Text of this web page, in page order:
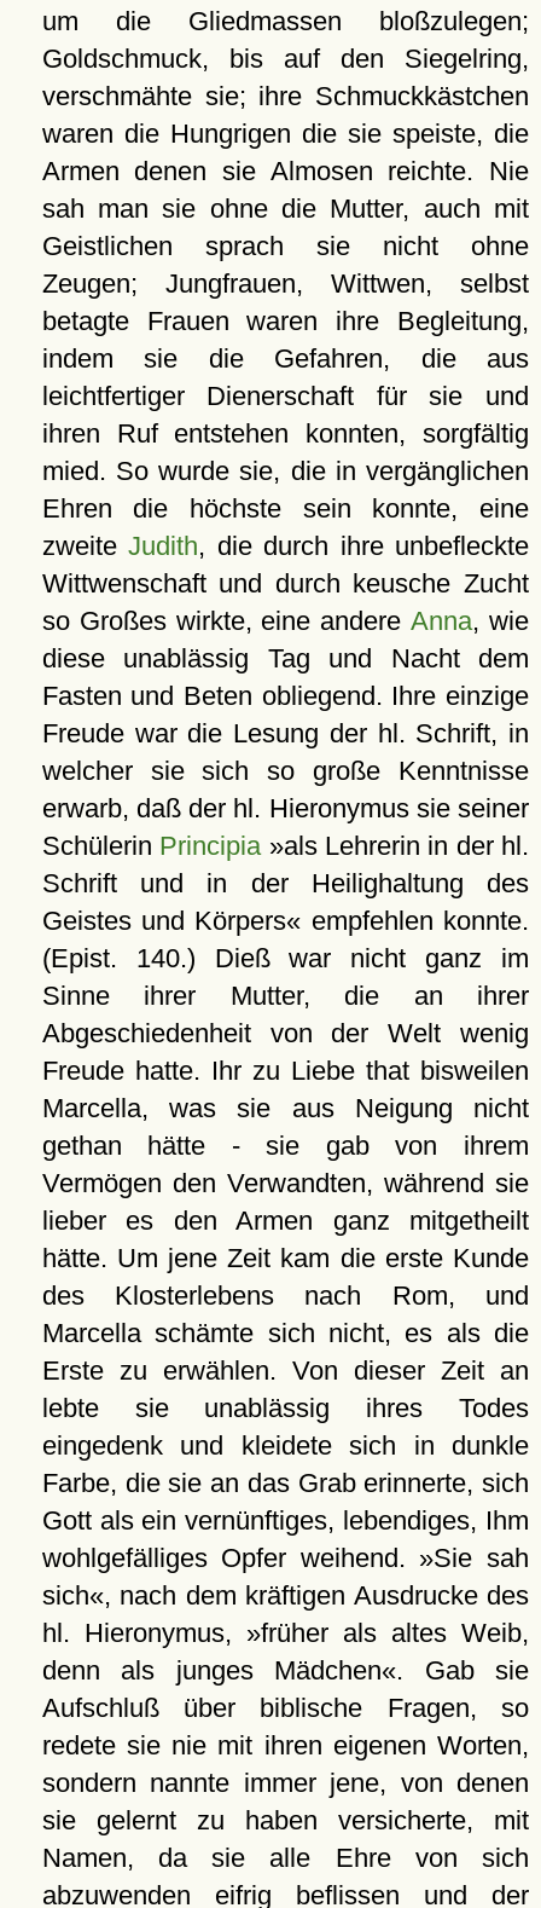
um die Gliedmassen bloßzulegen;
Goldschmuck, bis auf den Siegelring,
verschmähte sie; ihre Schmuckkästchen
waren die Hungrigen die sie speiste, die
Armen denen sie Almosen reichte. Nie
sah man sie ohne die Mutter, auch mit
Geistlichen sprach sie nicht ohne
Zeugen; Jungfrauen, Wittwen, selbst
betagte Frauen waren ihre Begleitung,
indem sie die Gefahren, die aus
leichtfertiger Dienerschaft für sie und
ihren Ruf entstehen konnten, sorgfältig
mied. So wurde sie, die in vergänglichen
Ehren die höchste sein konnte, eine
zweiteJudith, die durch ihre unbefleckte
Wittwenschaft und durch keusche Zucht
so Großes wirkte, eine andereAnna, wie
diese unablässig Tag und Nacht dem
Fasten und Beten obliegend. Ihre einzige
Freude war die Lesung der hl. Schrift, in
welcher sie sich so große Kenntnisse
erwarb, daß der hl. Hieronymus sie seiner
Schülerin Principia»als Lehrerin in der hl.
Schrift und in der Heilighaltung des
Geistes und Körpers« empfehlen konnte.
(Epist. 140.) Dieß war nicht ganz im
Sinne ihrer Mutter, die an ihrer
Abgeschiedenheit von der Welt wenig
Freude hatte. Ihr zu Liebe that bisweilen
Marcella, was sie aus Neigung nicht
gethan hätte - sie gab von ihrem
Vermögen den Verwandten, während sie
lieber es den Armen ganz mitgetheilt
hätte. Um jene Zeit kam die erste Kunde
des Klosterlebens nach Rom, und
Marcella schämte sich nicht, es als die
Erste zu erwählen. Von dieser Zeit an
lebte sie unablässig ihres Todes
eingedenk und kleidete sich in dunkle
Farbe, die sie an das Grab erinnerte, sich
Gott als ein vernünftiges, lebendiges, Ihm
wohlgefälliges Opfer weihend. »Sie sah
sich«, nach dem kräftigen Ausdrucke des
hl. Hieronymus, »früher als altes Weib,
denn als junges Mädchen«. Gab sie
Aufschluß über biblische Fragen, so
redete sie nie mit ihren eigenen Worten,
sondern nannte immer jene, von denen
sie gelernt zu haben versicherte, mit
Namen, da sie alle Ehre von sich
abzuwenden eifrig beflissen und der